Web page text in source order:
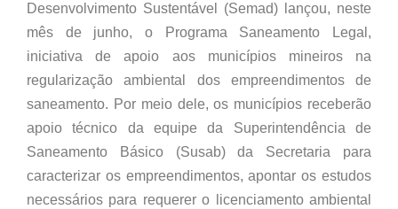
Desenvolvimento Sustentável (Semad) lançou, neste
mês de junho, o Programa Saneamento Legal,
iniciativa de apoio aos municípios mineiros na
regularização ambiental dos empreendimentos de
saneamento. Por meio dele, os municípios receberão
apoio técnico da equipe da Superintendência de
Saneamento Básico (Susab) da Secretaria para
caracterizar os empreendimentos, apontar os estudos
necessários para requerer o licenciamento ambiental